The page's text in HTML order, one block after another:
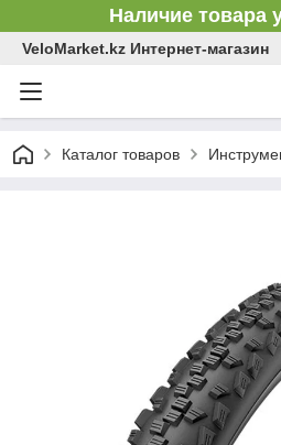
Наличие товара
VeloMarket.kz Интернет-магазин
Каталог товаров